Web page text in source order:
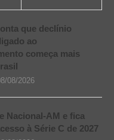
que declínio
ao
começa mais
08/2026
Nacional-AM e fica
à Série C de 2027